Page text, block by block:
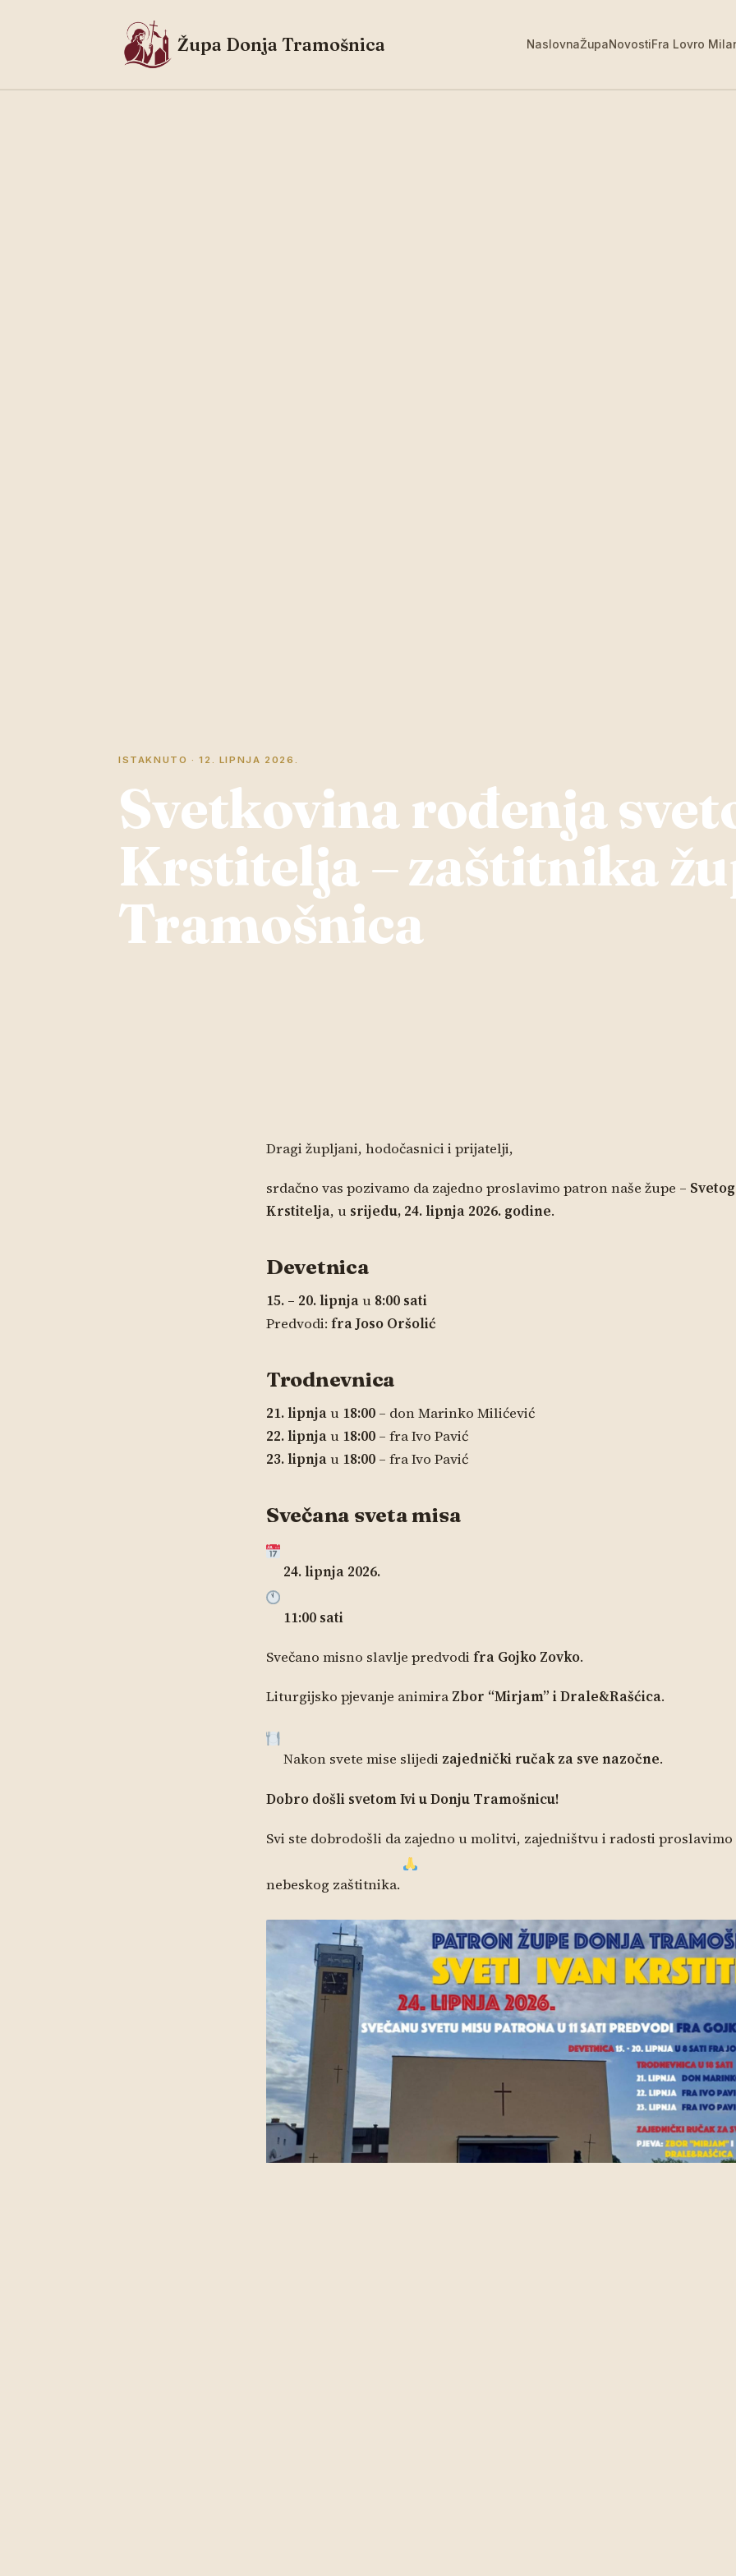
Župa Donja Tramošnica NaslovnaŽupaNovostiFra Lovro
ISTAKNUTO · 12. LIPNJA 2026.
Svetkovina rođenja
Krstitelja – zaštitnika
Tramošnica
Dragi župljani, hodočasnici i prijatelji,
srdačno vas pozivamo da zajedno proslavimo patron naše župe –
Krstitelja, u srijedu, 24. lipnja 2026. godine.
Devetnica
15. – 20. lipnjau 8:00 sati
Predvodi: fra Joso Oršolić
Trodnevnica
21. lipnjau 18:00 – don Marinko Milićević
22. lipnjau 18:00 – fra Ivo Pavić
23. lipnjau 18:00 – fra Ivo Pavić
Svečana sveta misa
24. lipnja 2026.
11:00 sati
Svečano misno slavlje predvodi fra Gojko Zovko.
Liturgijsko pjevanje animira Zbor “Mirjam” i Drale&Rašćica.
Nakon svete mise slijedi zajednički ručak za sve nazočne.
Dobro došli svetom Ivi u Donju Tramošnicu!
Svi ste dobrodošli da zajedno u molitvi, zajedništvu i radosti proslavimo
nebeskog zaštitnika.